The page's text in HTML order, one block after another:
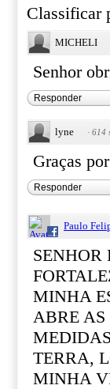
Classificar
MICHELI
Senhor
Responder
lyne · 614
Graças
Responder
Paulo
SENHOR
MINHA
ABRE
TERRA,
MINHA